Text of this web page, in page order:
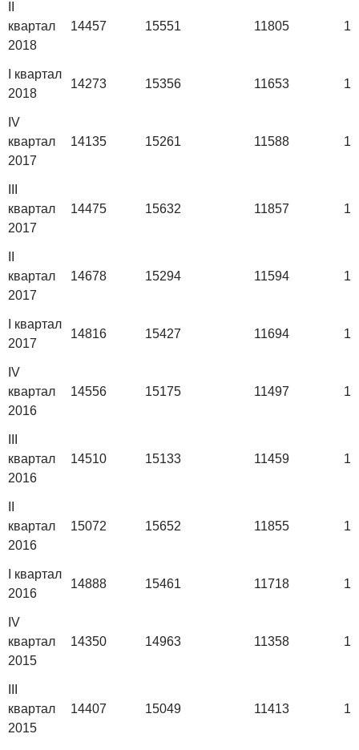
квартал
2018
14457 15551 11805
I квартал
2018
14273 15356 11653
IV
квартал
2017
14135 15261 11588
квартал
2017
14475 15632 11857
квартал
2017
14678 15294 11594
I квартал
2017
14816 15427 11694
IV
квартал
2016
14556 15175 11497
квартал
2016
14510 15133 11459
квартал
2016
15072 15652 11855
I квартал
2016
14888 15461 11718
IV
квартал
2015
14350 14963 11358
квартал
2015
14407 15049 11413